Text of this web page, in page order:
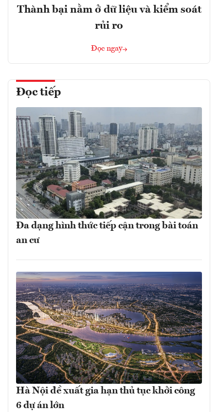
Thành bại nằm ở dữ liệu và kiểm soát
rủi ro
Đọc ngay
Đọc tiếp
Đa dạng hình thức tiếp cận trong bài toán
an cư
Hà Nội đề xuất gia hạn thủ tục khởi công
6 dự án lớn